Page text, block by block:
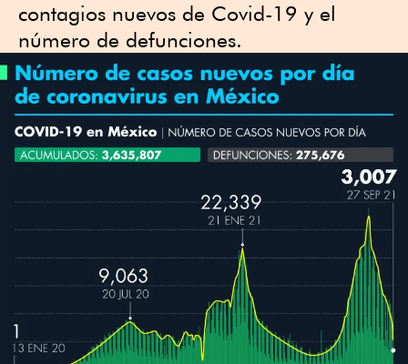
contagios nuevos de Covid-19 y el
número de defunciones.